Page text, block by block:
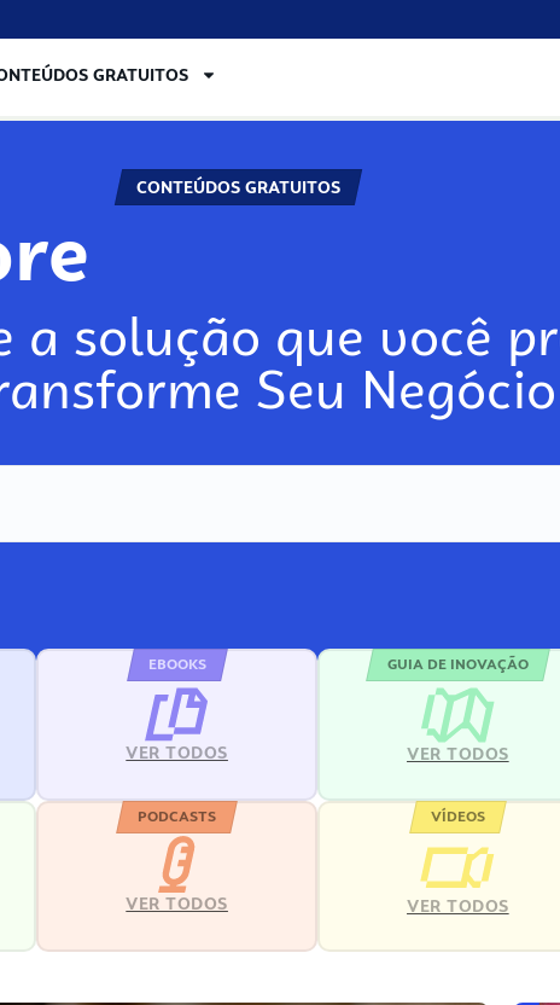
GRATUITOS
CONTEÚDOS GRATUITOS
a solução que você
Seu Negócio
EBOOKS
VER TODOS
GUIA DE INOVAÇÃO
VER TODOS
PODCASTS
VER TODOS
VÍDEOS
VER TODOS